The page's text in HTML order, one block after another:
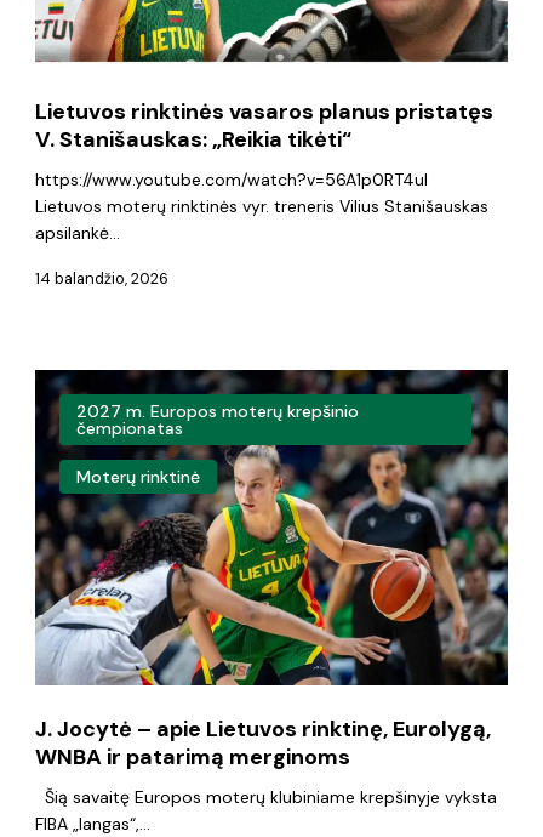
„Reikia
Lietuvos rinktinės vasaros planus pristatęs
V. Stanišauskas: „Reikia tikėti“
https://www.youtube.com/watch?v=56A1p0RT4uI
Lietuvos moterų rinktinės vyr. treneris Vilius Stanišauskas
apsilankė…
14 balandžio, 2026
Jocytė
apie
Lietuvos
rinktinę,
Eurolygą,
WNBA
patarimą
merginoms
2027 m. Europos moterų krepšinio
čempionatas
Moterų rinktinė
J. Jocytė – apie Lietuvos rinktinę, Eurolygą,
WNBA ir patarimą merginoms
Šią savaitę Europos moterų klubiniame krepšinyje vyksta
FIBA „langas“,…